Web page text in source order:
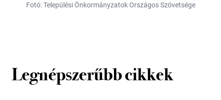
Fotó: Települési Önkormányzatok Országos Szövetsége
Legnépszerűbb cikkek